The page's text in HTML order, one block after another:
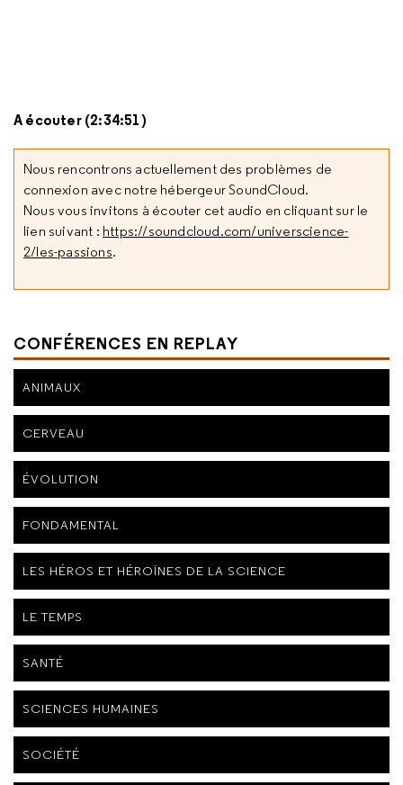
A écouter (2:34:51)
Nous rencontrons actuellement des problèmes de
connexion avec notre hébergeur SoundCloud.
Nous vous invitons à écouter cet audio en cliquant sur le
lien suivant : https://soundcloud.com/universcience-
2/les-passions.
CONFÉRENCES EN REPLAY
ANIMAUX
CERVEAU
ÉVOLUTION
FONDAMENTAL
LES HÉROS ET HÉROÏNES DE LA SCIENCE
LE TEMPS
SANTÉ
SCIENCES HUMAINES
SOCIÉTÉ